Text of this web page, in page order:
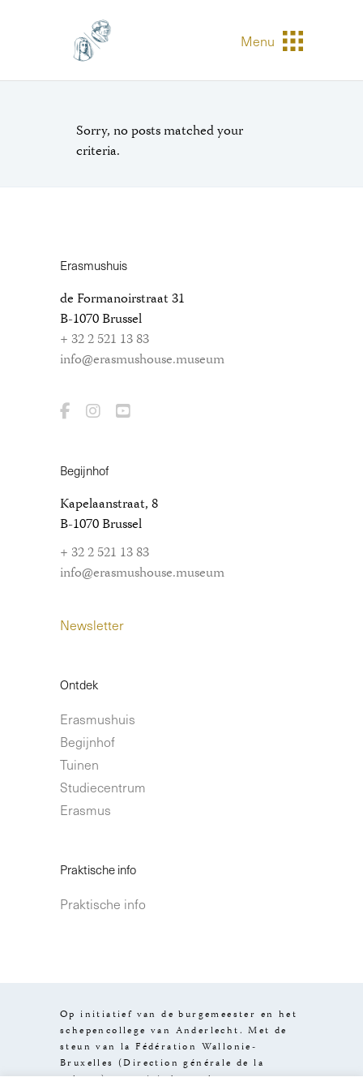
Menu
Sorry, no posts matched your
criteria.
Erasmushuis
de Formanoirstraat 31
B-1070 Brussel
+ 32 2 521 13 83
info@erasmushouse.museum
Begijnhof
Kapelaanstraat, 8
B-1070 Brussel
+ 32 2 521 13 83
info@erasmushouse.museum
Newsletter
Ontdek
Erasmushuis
Begijnhof
Tuinen
Studiecentrum
Erasmus
Praktische info
Praktische info
Op initiatief van de burgemeester en het
schepencollege van Anderlecht. Met de
steun van la Fédération Wallonie-
Bruxelles (Direction générale de la
culture), van visit.brussels en van